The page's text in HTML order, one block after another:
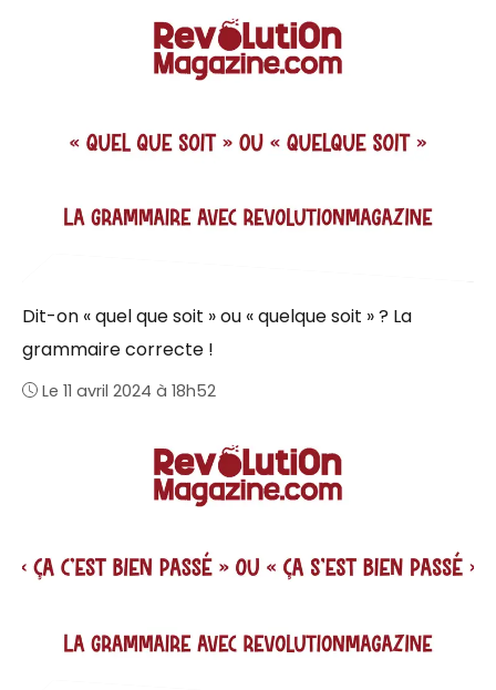
Dit-on « quel que soit » ou « quelque soit » ? La
grammaire correcte !
Le 11 avril 2024 à 18h52